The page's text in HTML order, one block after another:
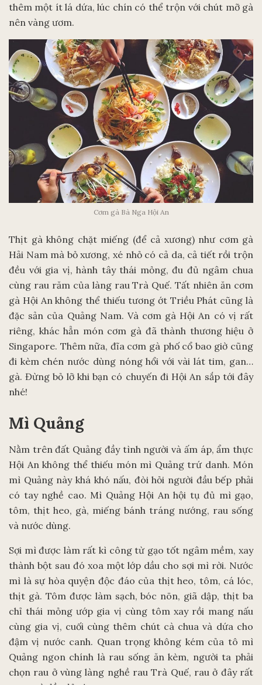
thêm một ít lá dứa, lúc chín có thể trộn với chút mỡ gà
nên vàng ươm.
Cơm gà Bà Nga Hội An
Thịt gà không chặt miếng (để cả xương) như cơm gà
Hải Nam mà bỏ xương, xé nhỏ có cả da, cả tiết rồi trộn
đều với gia vị, hành tây thái mỏng, đu đủ ngâm chua
cùng rau răm của làng rau Trà Quế. Tất nhiên ăn cơm
gà Hội An không thể thiếu tương ớt Triều Phát cũng là
đặc sản của Quảng Nam. Và cơm gà Hội An có vị rất
riêng, khác hẳn món cơm gà đã thành thương hiệu ở
Singapore. Thêm nữa, đĩa cơm gà phố cổ bao giờ cũng
đi kèm chén nước dùng nóng hổi với vài lát tim, gan…
gà. Đừng bỏ lỡ khi bạn có chuyến đi Hội An sắp tới đây
nhé!
Mì Quảng
Nằm trên đất Quảng đầy tình người và ấm áp, ẩm thực
Hội An không thể thiếu món mì Quảng trứ danh. Món
mì Quảng này khá khó nấu, đòi hỏi người đầu bếp phải
có tay nghề cao. Mì Quảng Hội An hội tụ đủ mì gạo,
tôm, thịt heo, gà, miếng bánh tráng nướng, rau sống
và nước dùng.
Sợi mì được làm rất kì công từ gạo tốt ngâm mềm, xay
thành bột sau đó xoa một lớp dầu cho sợi mì rời. Nước
mì là sự hòa quyện độc đáo của thịt heo, tôm, cá lóc,
thịt gà. Tôm được làm sạch, bóc nõn, giã dập, thịt ba
chỉ thái mỏng ướp gia vị cùng tôm xay rồi mang nấu
cùng gia vị, cuối cùng thêm chút cà chua và dứa cho
đậm vị nước canh. Quan trọng không kém của tô mì
Quảng ngon chính là rau sống ăn kèm, người ta phải
chọn rau ở vùng làng nghề rau Trà Quế, rau ở đây rất